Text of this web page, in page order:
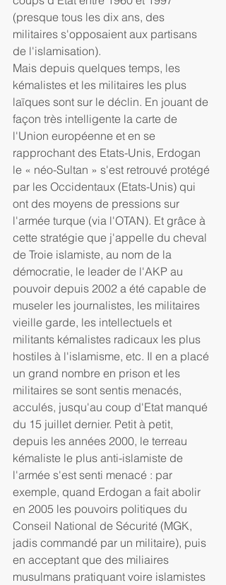
(presque tous les dix ans, des
militaires s'opposaient aux partisans
de l'islamisation).
Mais depuis quelques temps, les
kémalistes et les militaires les plus
laïques sont sur le déclin. En jouant de
façon très intelligente la carte de
l'Union européenne et en se
rapprochant des Etats-Unis, Erdogan
le « néo-Sultan » s'est retrouvé protégé
par les Occidentaux (Etats-Unis) qui
ont des moyens de pressions sur
l'armée turque (via l'OTAN). Et grâce à
cette stratégie que j'appelle du cheval
de Troie islamiste, au nom de la
démocratie, le leader de l'AKP au
pouvoir depuis 2002 a été capable de
museler les journalistes, les militaires
vieille garde, les intellectuels et
militants kémalistes radicaux les plus
hostiles à l'islamisme, etc. Il en a placé
un grand nombre en prison et les
militaires se sont sentis menacés,
acculés, jusqu'au coup d'Etat manqué
du 15 juillet dernier. Petit à petit,
depuis les années 2000, le terreau
kémaliste le plus anti-islamiste de
l'armée s'est senti menacé : par
exemple, quand Erdogan a fait abolir
en 2005 les pouvoirs politiques du
Conseil National de Sécurité (MGK,
jadis commandé par un militaire), puis
en acceptant que des miliaires
musulmans pratiquant voire islamistes